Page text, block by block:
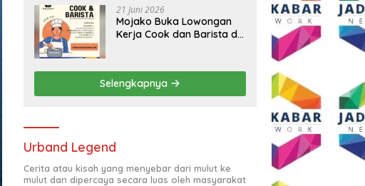
Syaratnya
21 Juni 2026
Mojako Buka Lowongan
Kerja Cook dan Barista di
Selengkapnya
Urband Legend
Cerita atau kisah yang menyebar dari mulut ke
mulut dan dipercaya secara luas oleh masyarakat